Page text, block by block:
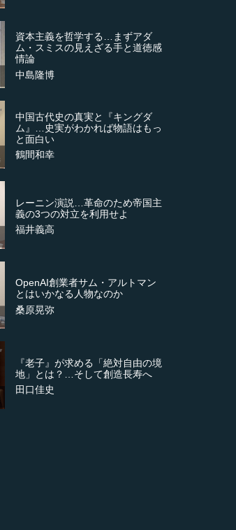
資本主義を哲学する…まずアダ
ム・スミスの見えざる手と道徳感
情論
中島隆博
中国古代史の真実と『キングダ
ム』…史実がわかれば物語はもっ
と面白い
鶴間和幸
レーニン演説…革命のため帝国主
義の3つの対立を利用せよ
福井義高
OpenAI創業者サム・アルトマン
とはいかなる人物なのか
桑原晃弥
『老子』が求める「絶対自由の境
地」とは？…そして創造長寿へ
田口佳史